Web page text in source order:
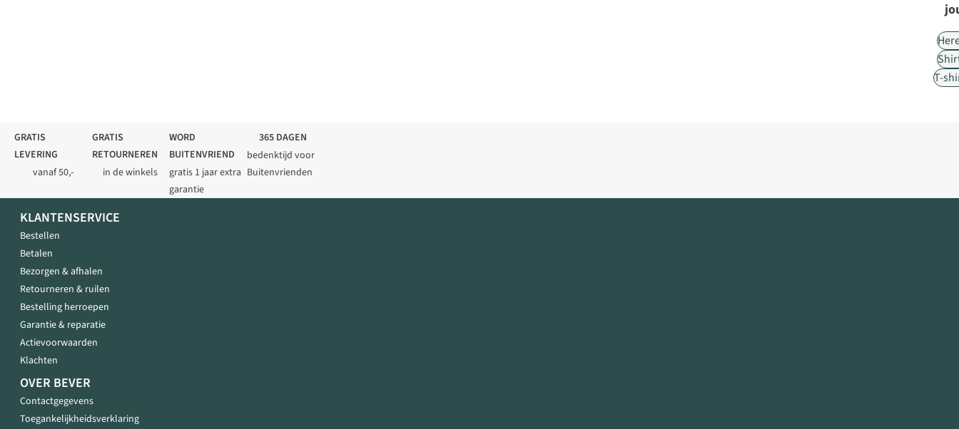
T-
GRATIS
LEVERING
vanaf 50,-
GRATIS
RETOURNEREN
in de winkels
WORD
BUITENVRIEND
gratis 1 jaar extra
garantie
365 DAGEN
bedenktijd voor
Buitenvrienden
KLANTENSERVICE
Bestellen
Betalen
Bezorgen & afhalen
Retourneren & ruilen
Bestelling herroepen
Garantie & reparatie
Actievoorwaarden
Klachten
OVER BEVER
Contactgegevens
Toegankelijkheidsverklaring